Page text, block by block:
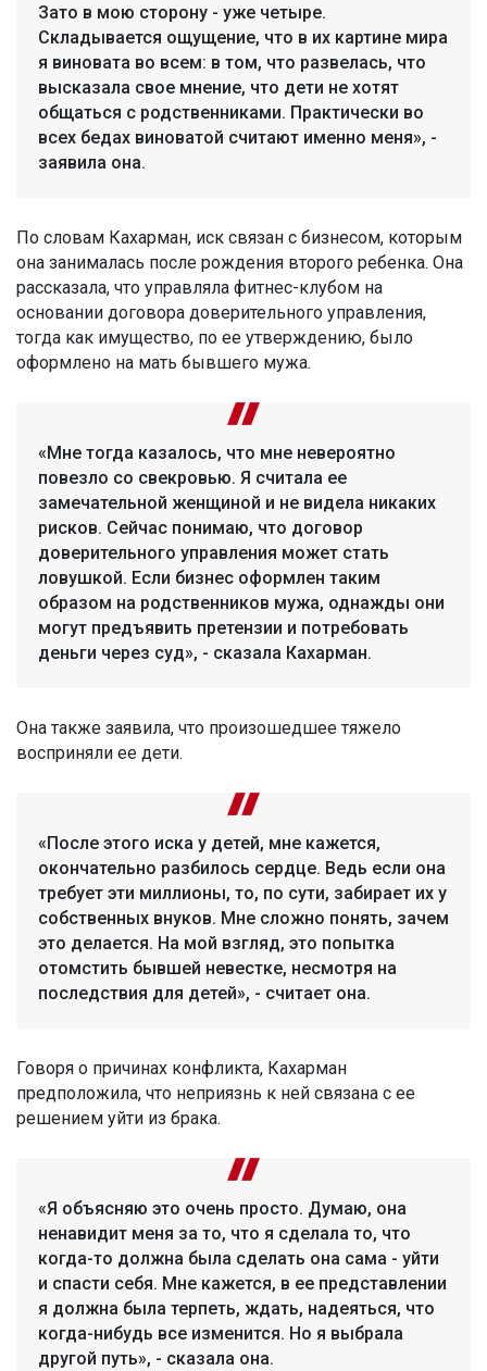
Зато в мою сторону - уже четыре.
Складывается ощущение, что в их картине мира
я виновата во всем: в том, что развелась, что
высказала свое мнение, что дети не хотят
общаться с родственниками. Практически во
всех бедах виноватой считают именно меня», -
заявила она.
По словам Кахарман, иск связан с бизнесом, которым
она занималась после рождения второго ребенка. Она
рассказала, что управляла фитнес-клубом на
основании договора доверительного управления,
тогда как имущество, по ее утверждению, было
оформлено на мать бывшего мужа.
«Мне тогда казалось, что мне невероятно
повезло со свекровью. Я считала ее
замечательной женщиной и не видела никаких
рисков. Сейчас понимаю, что договор
доверительного управления может стать
ловушкой. Если бизнес оформлен таким
образом на родственников мужа, однажды они
могут предъявить претензии и потребовать
деньги через суд», - сказала Кахарман.
Она также заявила, что произошедшее тяжело
восприняли ее дети.
«После этого иска у детей, мне кажется,
окончательно разбилось сердце. Ведь если она
требует эти миллионы, то, по сути, забирает их у
собственных внуков. Мне сложно понять, зачем
это делается. На мой взгляд, это попытка
отомстить бывшей невестке, несмотря на
последствия для детей», - считает она.
Говоря о причинах конфликта, Кахарман
предположила, что неприязнь к ней связана с ее
решением уйти из брака.
«Я объясняю это очень просто. Думаю, она
ненавидит меня за то, что я сделала то, что
когда-то должна была сделать она сама - уйти
и спасти себя. Мне кажется, в ее представлении
я должна была терпеть, ждать, надеяться, что
когда-нибудь все изменится. Но я выбрала
другой путь», - сказала она.